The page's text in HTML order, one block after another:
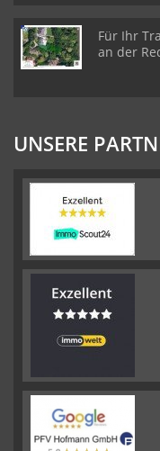
Für Ihr
an der
UNSERE